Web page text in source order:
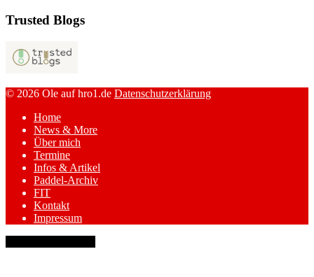
Trusted Blogs
© 2026 Ole auf hro1.de Datenschutzerklärung
Home
News & More
Über mich
Termine
Infos & Artikel
Paddel-Archiv
FIT
Kontakt
Impressum